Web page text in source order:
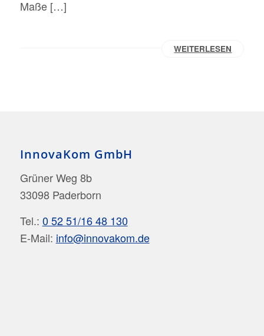
Maße […]
WEITERLESEN
InnovaKom GmbH
Grüner Weg 8b
33098 Paderborn
Tel.: 0 52 51/16 48 130
E-Mail: info@innovakom.de